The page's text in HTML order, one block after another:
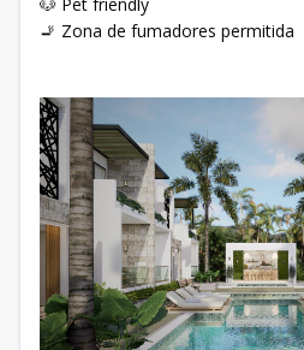
🚬 Zona de fumadores permitida